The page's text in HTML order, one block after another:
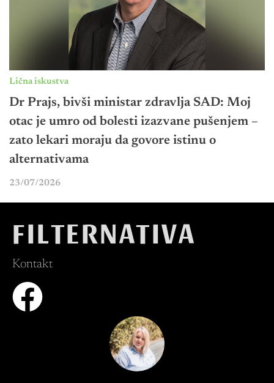
Lična iskustva
Dr Prajs, bivši ministar zdravlja SAD: Moj
otac je umro od bolesti izazvane pušenjem –
zato lekari moraju da govore istinu o
alternativama
23/07/2026
FILTERNATIVA
Kontakt